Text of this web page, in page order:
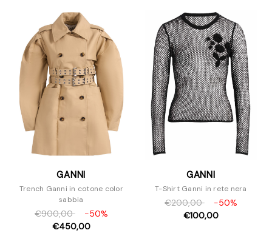
GANNI
Trench Ganni in cotone color
sabbia
€900,00
-50%
€450,00
GANNI
T-Shirt Ganni in rete nera
€200,00
-50%
€100,00